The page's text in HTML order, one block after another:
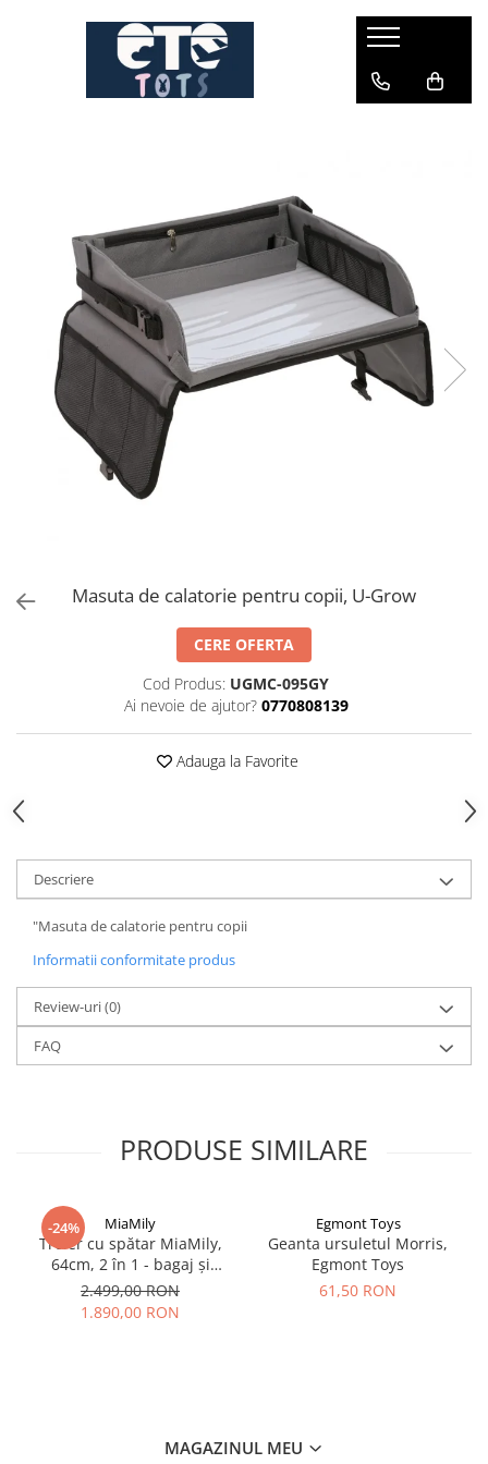
CĂRUCIOARE & SCAUNE AUTO
scaune auto pentru avion
accesorii cărucioare
accesorii scaun auto
accesorii scaun avion
Masuta de calatorie pentru copii, U-Grow
CERE OFERTA
Cod Produs: UGMC-095GY
Ai nevoie de ajutor? 0770808139
Adauga la Favorite
Descriere
"Masuta de calatorie pentru copii
Informatii conformitate produs
Review-uri(0)
FAQ
PRODUSE SIMILARE
-24% MiaMily
Troler cu spătar MiaMily,
64cm, 2 în 1 - bagaj și
scaun pentru copii
2.499,00 RON
1.890,00 RON
Egmont Toys
Geanta ursuletul Morris,
Egmont Toys
61,50 RON
MAGAZINUL MEU